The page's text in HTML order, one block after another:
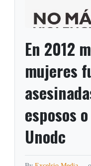
En 2012
mujeres
esposos
Unodc